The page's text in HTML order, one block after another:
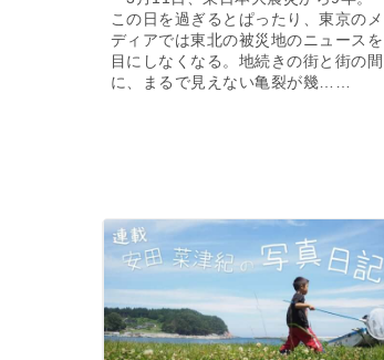
この日を過ぎるとぱったり、東京のメ
ディアでは東北の被災地のニュースを
目にしなくなる。地続きの街と街の間
に、まるで見えない亀裂が幾……